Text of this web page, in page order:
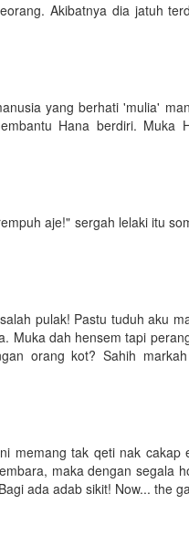
Akibatnya dia jatuh
yang berhati 'mulia'
Hana berdiri. Muka
aje!" sergah lelaki itu
pulak! Pastu tuduh aku
Muka dah hensem tapi
orang kot? Sahih
memang tak qeti nak cakap
maka dengan segala
ada adab sikit! Now... the